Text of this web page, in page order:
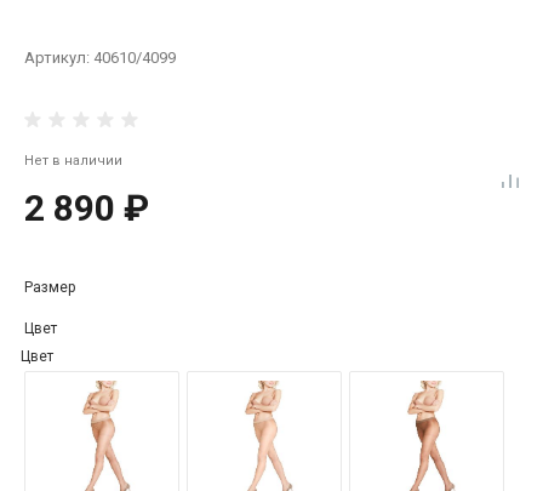
Артикул: 40610/4099
Нет в наличии
2 890 ₽
Размер
Цвет
Цвет